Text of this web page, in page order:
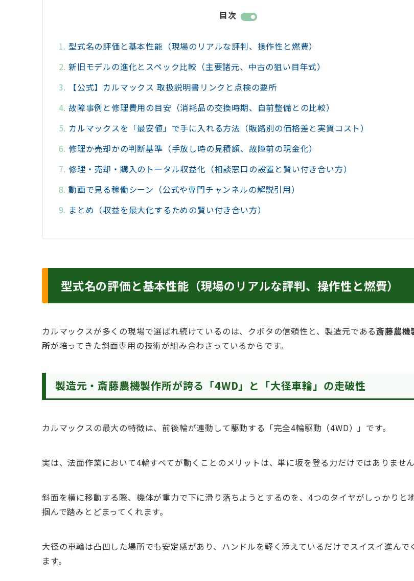
目次
型式名の評価と基本性能（現場のリアルな評判、操作性と燃費）
新旧モデルの進化とスペック比較（主要諸元、中古の狙い目年式）
【公式】カルマックス 取扱説明書リンクと点検の要所
故障事例と修理費用の目安（消耗品の交換時期、自前整備との比較）
カルマックスを「最安値」で手に入れる方法（販路別の価格差と実質コスト）
修理か売却かの判断基準（手放し時の見積額、故障前の現金化）
修理・売却・購入のトータル収益化（相談窓口の設置と賢い付き合い方）
動画で見る稼働シーン（公式や専門チャンネルの解説引用）
まとめ（収益を最大化するための賢い付き合い方）
型式名の評価と基本性能（現場のリアルな評判、操作性と燃費）
カルマックスが多くの現場で選ばれ続けているのは、クボタの信頼性と、製造元である斎藤農機
所が培ってきた斜面専用の技術が組み合わさっているからです。
製造元・斎藤農機製作所が誇る「4WD」と「大径車輪」の走破性
カルマックスの最大の特徴は、前後輪が連動して駆動する「完全4輪駆動（4WD）」です。
実は、法面作業において4輪すべてが動くことのメリットは、単に坂を登る力だけではありません
斜面を横に移動する際、機体が重力で下に滑り落ちようとするのを、4つのタイヤがしっかりと
掴んで踏みとどまってくれます。
大径の車輪は凸凹した場所でも安定感があり、ハンドルを軽く添えているだけでスイスイ進んで
ます。